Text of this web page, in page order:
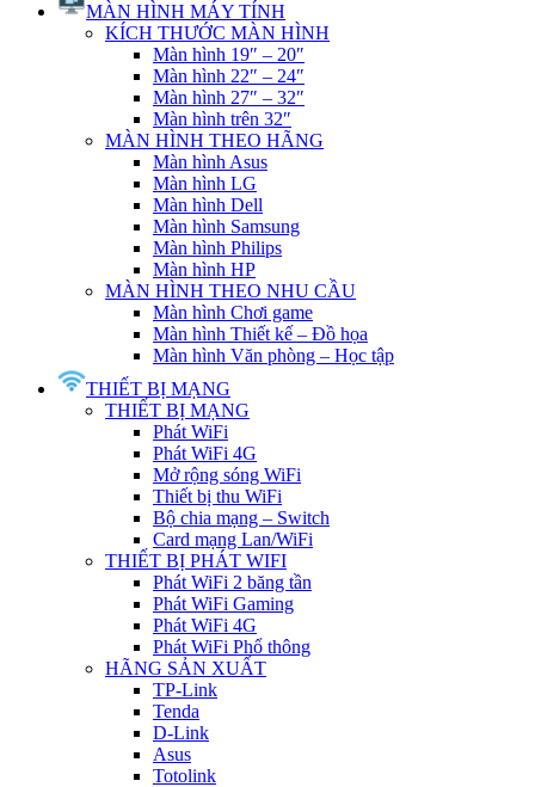
MÀN HÌNH MÁY TÍNH
KÍCH THƯỚC MÀN HÌNH
Màn hình 19″ – 20″
Màn hình 22″ – 24″
Màn hình 27″ – 32″
Màn hình trên 32″
MÀN HÌNH THEO HÃNG
Màn hình Asus
Màn hình LG
Màn hình Dell
Màn hình Samsung
Màn hình Philips
Màn hình HP
MÀN HÌNH THEO NHU CẦU
Màn hình Chơi game
Màn hình Thiết kế – Đồ họa
Màn hình Văn phòng – Học tập
THIẾT BỊ MẠNG
THIẾT BỊ MẠNG
Phát WiFi
Phát WiFi 4G
Mở rộng sóng WiFi
Thiết bị thu WiFi
Bộ chia mạng – Switch
Card mạng Lan/WiFi
THIẾT BỊ PHÁT WIFI
Phát WiFi 2 băng tần
Phát WiFi Gaming
Phát WiFi 4G
Phát WiFi Phổ thông
HÃNG SẢN XUẤT
TP-Link
Tenda
D-Link
Asus
Totolink